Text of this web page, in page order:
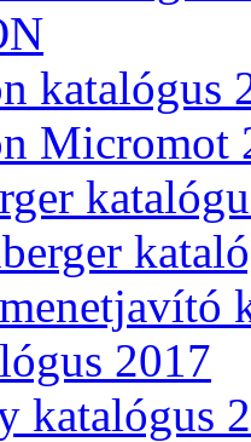
katalógus
Micromot
2017
katalógus